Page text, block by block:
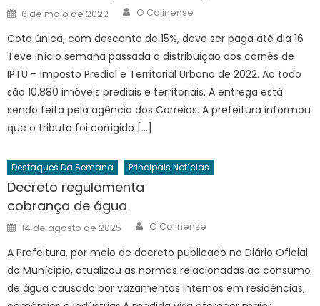
Posted
on
6 de maio de 2022 Author
O Colinense
Cota única, com desconto de 15%, deve ser paga até dia 16
Teve início semana passada a distribuição dos carnês de
IPTU – Imposto Predial e Territorial Urbano de 2022. Ao todo
são 10.880 imóveis prediais e territoriais. A entrega está
sendo feita pela agência dos Correios. A prefeitura informou
que o tributo foi corrigido […]
Destaques Da Semana Principais Notícias
Decreto regulamenta
cobrança de água
Posted
on
14 de agosto de 2025 Author
O Colinense
A Prefeitura, por meio de decreto publicado no Diário Oficial
do Munícipio, atualizou as normas relacionadas ao consumo
de água causado por vazamentos internos em residências,